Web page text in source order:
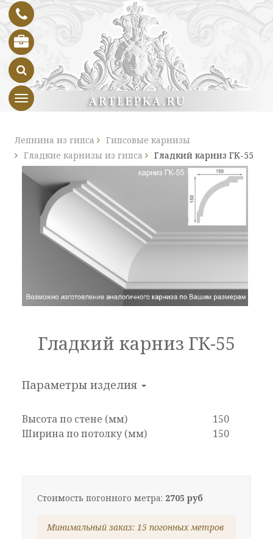
Toggle navigation
Лепнина из гипса
Гипсовые карнизы
Гладкие карнизы из гипса
Гладкий карниз ГК-55
Гладкий карниз ГК-55
Параметры изделия
Высота по стене (мм)
150
Ширина по потолку (мм)
150
Стоимость погонного метра: 2705 руб
Минимальный заказ: 15 погонных метров